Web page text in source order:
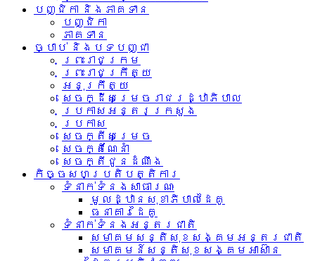
បញ្ជិកា និងភាគទាន
បញ្ជិកា
ភាគទាន
ច្បាប់ និងបទបញ្ជា
ព្រះរាជក្រម
ព្រះរាជក្រឹត្យ
អនុក្រឹត្យ
សេចក្ដីសម្រេចរាជរដ្ឋាភិបាល
ប្រកាសអន្តរក្រសួង
ប្រកាស
សេចក្តីសម្រេច
សេចក្តីណែនាំ
សេចក្តីជូនដំណឹង
កិច្ចសហប្រតិបត្តិការ
ទំនាក់ទំនង​សាធារណៈ
មូលដ្ឋានសុខាភិបាលដៃគូ
ធនាគារដៃគូ
ទំនាក់​ទំនង​អន្តរ​ជាតិ
សមាគមសន្តិសុខសង្គមអន្តរជាតិ
សមាគមន៍សន្តិសុខសង្គមអាស៊ាន​